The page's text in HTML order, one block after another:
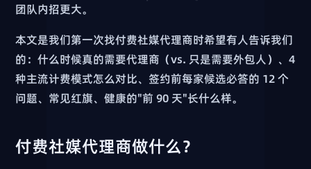
团队内招更大。
本文是我们第一次找付费社媒代理商时希望有人告诉我们
的：什么时候真的需要代理商（vs. 只是需要外包人）、4
种主流计费模式怎么对比、签约前每家候选必答的 12 个
问题、常见红旗、健康的"前 90 天"长什么样。
付费社媒代理商做什么？